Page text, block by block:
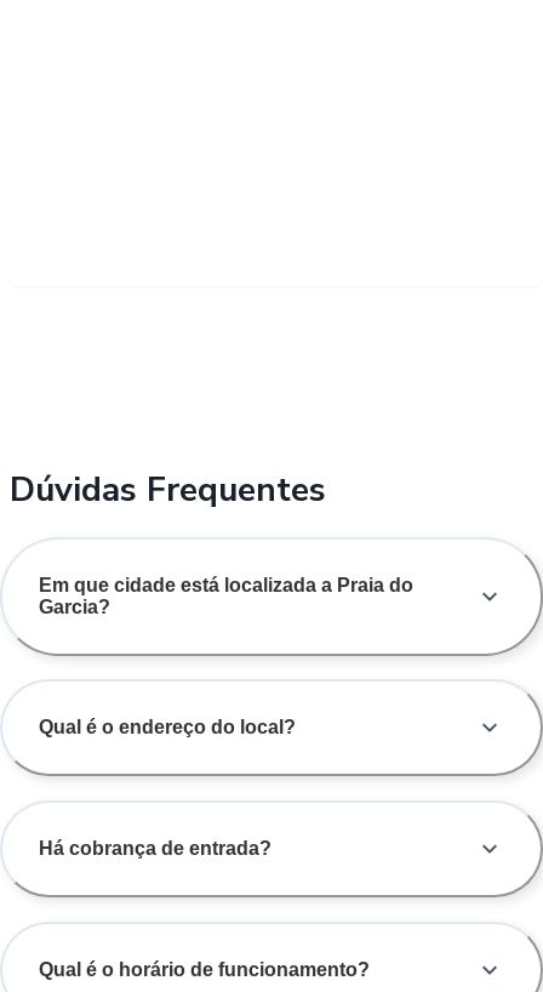
Dúvidas Frequentes
Em que cidade está localizada a Praia do
Garcia?
Qual é o endereço do local?
Há cobrança de entrada?
Qual é o horário de funcionamento?